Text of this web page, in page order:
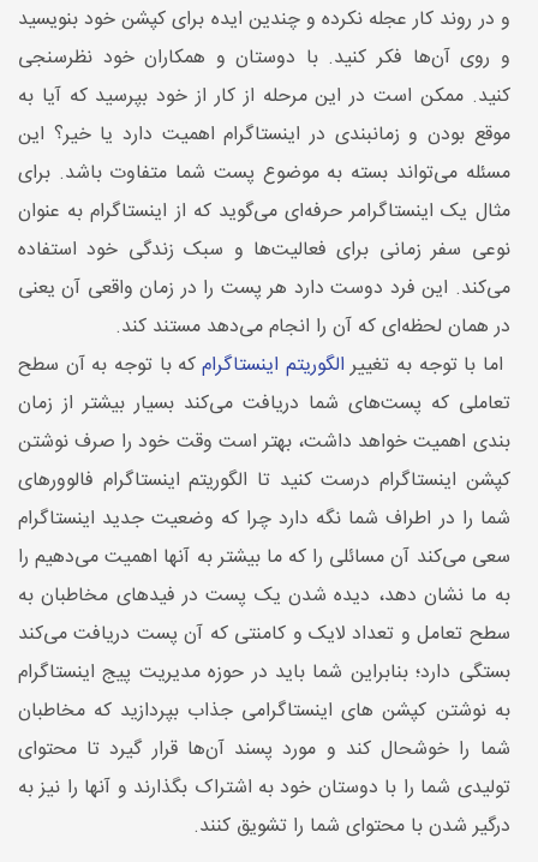
و در روند کار عجله نکرده و چندین ایده برای کپشن خود بنویسید
و روی آن‌ها فکر کنید. با دوستان و همکاران خود نظرسنجی
کنید. ممکن است در این مرحله از کار از خود بپرسید که آیا به
موقع بودن و زمانبندی در اینستاگرام اهمیت دارد یا خیر؟ این
مسئله می‌تواند بسته به موضوع پست شما متفاوت باشد. برای
مثال یک اینستاگرامر حرفه‌ای می‌گوید که از اینستاگرام به عنوان
نوعی سفر زمانی برای فعالیت‌ها و سبک زندگی خود استفاده
می‌کند. این فرد دوست دارد هر پست را در زمان واقعی آن یعنی
در همان لحظه‌ای که آن را انجام می‌دهد مستند کند.
اما با توجه به تغییرالگوریتم اینستاگرامکه با توجه به آن سطح
تعاملی که پست‌های شما دریافت می‌کند بسیار بیشتر از زمان
بندی اهمیت خواهد داشت، بهتر است وقت خود را صرف نوشتن
کپشن اینستاگرام درست کنید تا الگوریتم اینستاگرام فالوورهای
شما را در اطراف شما نگه دارد چرا که وضعیت جدید اینستاگرام
سعی می‌کند آن مسائلی را که ما بیشتر به آنها‌ اهمیت می‌دهیم را
به ما نشان دهد، دیده شدن یک پست در فید‌های مخاطبان به
سطح تعامل و تعداد لایک و کامنتی که آن پست دریافت می‌کند
بستگی دارد؛ بنابراین شما باید در حوزه مدیریت پیج اینستاگرام
به نوشتن کپشن های اینستاگرامی جذاب بپردازید که مخاطبان
شما را خوشحال کند و مورد پسند آ‌ن‌ها قرار گیرد تا محتوای
تولیدی شما را با دوستان خود به اشتراک بگذارند و آنها را نیز به
درگیر شدن با محتوای شما را تشویق کنند.